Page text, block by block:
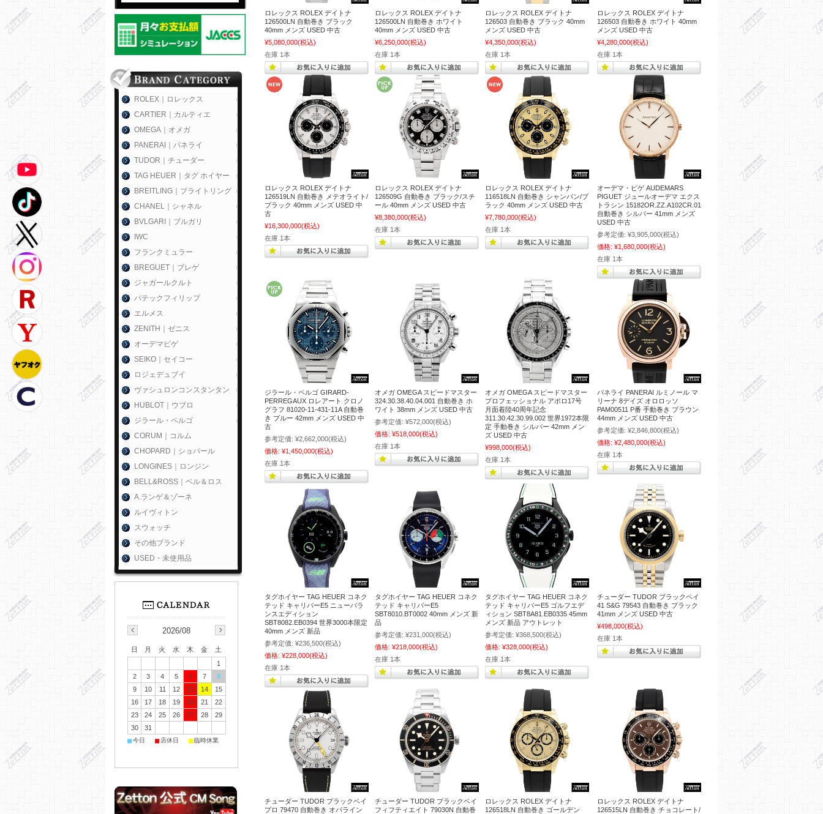
ロレックス ROLEX デイトナ
126500LN 自動巻き ブラック
40mm メンズ USED 中古
¥5,080,000(税込)
在庫 1本
ロレックス ROLEX デイトナ
126500LN 自動巻き ホワイト
40mm メンズ USED 中古
¥6,250,000(税込)
在庫 1本
ロレックス ROLEX デイトナ
126503 自動巻き ブラック 40mm
メンズ USED 中古
¥4,350,000(税込)
在庫 1本
ロレックス ROLEX デイトナ
126503 自動巻き ホワイト 40mm
メンズ USED 中古
¥4,280,000(税込)
在庫 1本
ロレックス ROLEX デイトナ
126519LN 自動巻き メテオライト/
ブラック 40mm メンズ USED 中
古
¥16,300,000(税込)
在庫 1本
ロレックス ROLEX デイトナ
126509G 自動巻き ブラック/スチ
ール 40mm メンズ USED 中古
¥8,380,000(税込)
在庫 1本
ロレックス ROLEX デイトナ
116518LN 自動巻き シャンパン/ブ
ラック 40mm メンズ USED 中古
¥7,780,000(税込)
在庫 1本
オーデマ・ピゲ AUDEMARS
PIGUET ジュールオーデマ エクス
トラシン 15182OR.ZZ.A102CR.01
自動巻き シルバー 41mm メンズ
USED 中古
参考定価: ¥3,905,000(税込)
価格: ¥1,680,000(税込)
在庫 1本
ジラール・ペルゴ GIRARD-
PERREGAUX ロレアート クロノ
グラフ 81020-11-431-11A 自動巻
き ブルー 42mm メンズ USED 中
古
参考定価: ¥2,662,000(税込)
価格: ¥1,450,000(税込)
在庫 1本
オメガ OMEGA スピードマスター
324.30.38.40.04.001 自動巻き ホ
ワイト 38mm メンズ USED 中古
参考定価: ¥572,000(税込)
価格: ¥518,000(税込)
在庫 1本
オメガ OMEGA スピードマスター
プロフェッショナル アポロ17号
月面着陸40周年記念
311.30.42.30.99.002 世界1972本限
定 手動巻き シルバー 42mm メン
ズ USED 中古
¥998,000(税込)
在庫 1本
パネライ PANERAI ルミノール マ
リーナ 8デイズ オロロッソ
PAM00511 P番 手動巻き ブラウン
44mm メンズ USED 中古
参考定価: ¥2,846,800(税込)
価格: ¥2,480,000(税込)
在庫 1本
タグホイヤー TAG HEUER コネク
テッド キャリバーE5 ニューバラ
ンスエディション
SBT8082.EB0394 世界3000本限定
40mm メンズ 新品
参考定価: ¥236,500(税込)
価格: ¥228,000(税込)
在庫 1本
タグホイヤー TAG HEUER コネク
テッド キャリバーE5
SBT8010.BT0002 40mm メンズ 新
品
参考定価: ¥231,000(税込)
価格: ¥218,000(税込)
在庫 1本
タグホイヤー TAG HEUER コネク
テッド キャリバーE5 ゴルフエデ
ィション SBT8A81.EB0335 45mm
メンズ 新品 アウトレット
参考定価: ¥368,500(税込)
価格: ¥328,000(税込)
在庫 1本
チューダー TUDOR ブラックベイ
41 S&G 79543 自動巻き ブラック
41mm メンズ USED 中古
¥498,000(税込)
在庫 1本
チューダー TUDOR ブラックベイ
プロ 79470 自動巻き オパライン
チューダー TUDOR ブラックベイ
フィフティエイト 79030N 自動巻
ロレックス ROLEX デイトナ
126518LN 自動巻き ゴールデン
ロレックス ROLEX デイトナ
126515LN 自動巻き チョコレート/
ROLEX｜ロレックス
CARTIER｜カルティエ
OMEGA｜オメガ
PANERAI｜パネライ
TUDOR｜チューダー
TAG HEUER｜タグ ホイヤー
BREITLING｜ブライトリング
CHANEL｜シャネル
BVLGARI｜ブルガリ
IWC
フランクミュラー
BREGUET｜ブレゲ
ジャガールクルト
パテックフィリップ
エルメス
ZENITH｜ゼニス
オーデマピゲ
SEIKO｜セイコー
ロジェデュブイ
ヴァシュロンコンスタンタン
HUBLOT｜ウブロ
ジラール・ペルゴ
CORUM｜コルム
CHOPARD｜ショパール
LONGINES｜ロンジン
BELL&ROSS｜ベル＆ロス
A.ランゲ＆ゾーネ
ルイヴィトン
スウォッチ
その他ブランド
USED・未使用品
2026/08
日 月 火 水 木 金
土
1
2
3 4 5 6 7
8
9
10 11 12 13 14
15
16
17 18 19 20 21
22
23
24 25 26 27 28
29
30
31
■今日 ■ 店休日 ■臨時休業